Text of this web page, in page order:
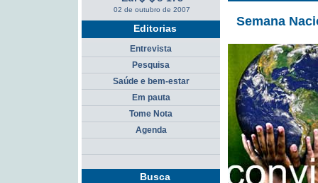
Semana
02 de outubro de 2007
Editorias
Entrevista
Pesquisa
Saúde e bem-estar
Em pauta
Tome Nota
Agenda
Busca